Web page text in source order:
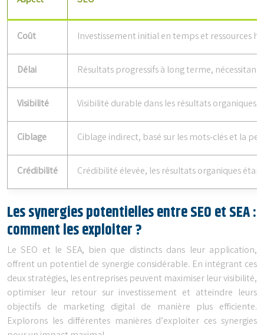
Coût Investissement initial en temps et ressources
Délai Résultats progressifs à long terme,
Visibilité Visibilité durable dans les résultats
Ciblage Ciblage indirect, basé sur les mots-clés et la
Crédibilité Crédibilité élevée, les résultats organiques
Les synergies potentielles entre SEO et SEA :
comment les exploiter ?
Le SEO et le SEA, bien que distincts dans leur application,
offrent un potentiel de synergie considérable. En intégrant ces
deux stratégies, les entreprises peuvent maximiser leur visibilité,
optimiser leur retour sur investissement et atteindre leurs
objectifs de marketing digital de manière plus efficiente.
Explorons les différentes manières d’exploiter ces synergies